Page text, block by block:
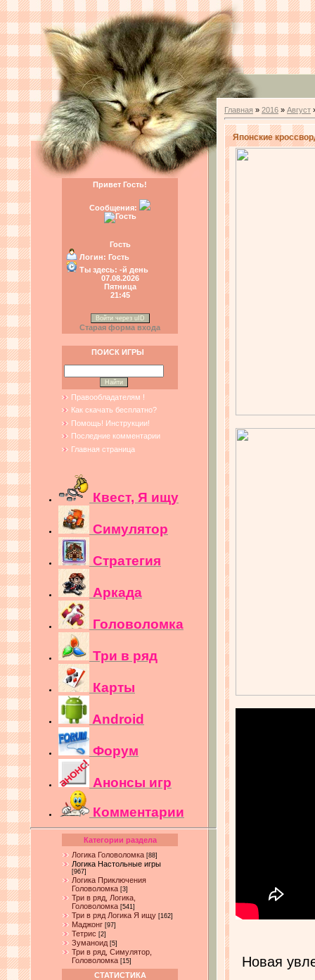
Привет Гость!
Сообщения:
Гость
Логин: Гость
Ты здесь: -й день
07.08.2026
Пятница
21:45
Войти через uID
Старая форма входа
ПОИСК ИГРЫ
Правообладателям !
Как скачать бесплатно?
Помощь! Инструкции!
Последние комментарии
Главная страница
Квест, Я ищу
Симулятор
Стратегия
Аркада
Головоломка
Три в ряд
Карты
Android
Форум
Анонсы игр
Комментарии
Категории раздела
Логика Головоломка [88]
Логика Настольные игры
[967]
Логика Приключения
Головоломка [3]
Три в ряд, Логика,
Головоломка [541]
Три в ряд Логика Я ищу [162]
Маджонг [97]
Тетрис [2]
Зуманоид [5]
Три в ряд, Симулятор,
Головоломка [15]
СТАТИСТИКА
Главная » 2016 » Август
Японские
Новая